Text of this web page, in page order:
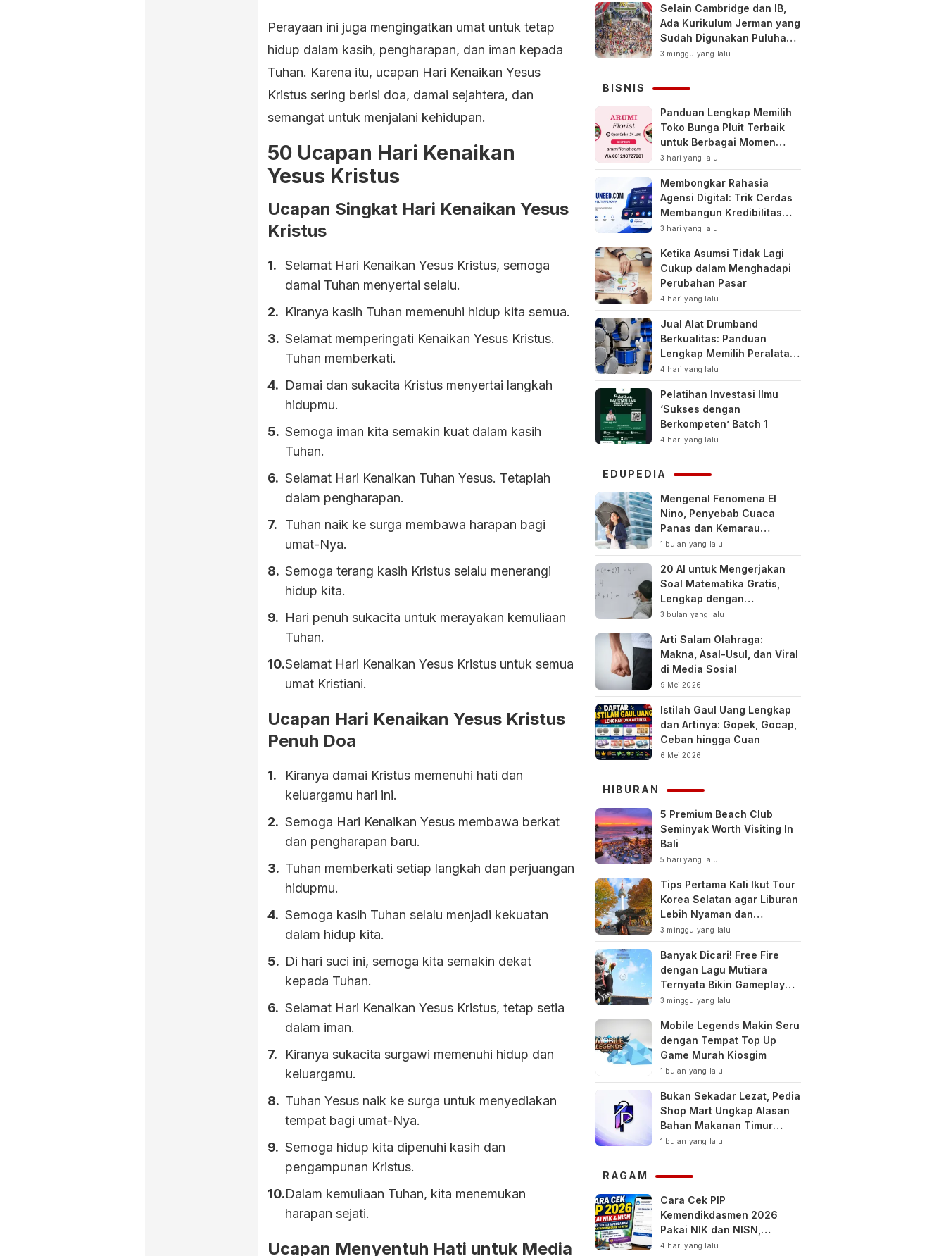
Perayaan ini juga mengingatkan umat untuk tetap
hidup dalam kasih, pengharapan, dan iman kepada
Tuhan. Karena itu, ucapan Hari Kenaikan Yesus
Kristus sering berisi doa, damai sejahtera, dan
semangat untuk menjalani kehidupan.
50 Ucapan Hari Kenaikan
Yesus Kristus
Ucapan Singkat Hari Kenaikan Yesus
Kristus
Selamat Hari Kenaikan Yesus Kristus, semoga
damai Tuhan menyertai selalu.
Kiranya kasih Tuhan memenuhi hidup kita semua.
Selamat memperingati Kenaikan Yesus Kristus.
Tuhan memberkati.
Damai dan sukacita Kristus menyertai langkah
hidupmu.
Semoga iman kita semakin kuat dalam kasih
Tuhan.
Selamat Hari Kenaikan Tuhan Yesus. Tetaplah
dalam pengharapan.
Tuhan naik ke surga membawa harapan bagi
umat-Nya.
Semoga terang kasih Kristus selalu menerangi
hidup kita.
Hari penuh sukacita untuk merayakan kemuliaan
Tuhan.
Selamat Hari Kenaikan Yesus Kristus untuk semua
umat Kristiani.
Ucapan Hari Kenaikan Yesus Kristus
Penuh Doa
Kiranya damai Kristus memenuhi hati dan
keluargamu hari ini.
Semoga Hari Kenaikan Yesus membawa berkat
dan pengharapan baru.
Tuhan memberkati setiap langkah dan perjuangan
hidupmu.
Semoga kasih Tuhan selalu menjadi kekuatan
dalam hidup kita.
Di hari suci ini, semoga kita semakin dekat
kepada Tuhan.
Selamat Hari Kenaikan Yesus Kristus, tetap setia
dalam iman.
Kiranya sukacita surgawi memenuhi hidup dan
keluargamu.
Tuhan Yesus naik ke surga untuk menyediakan
tempat bagi umat-Nya.
Semoga hidup kita dipenuhi kasih dan
pengampunan Kristus.
Dalam kemuliaan Tuhan, kita menemukan
harapan sejati.
Ucapan Menyentuh Hati untuk Media
Selain Cambridge dan IB,
Ada Kurikulum Jerman yang
Sudah Digunakan Puluhan
Tahun di Indonesia
3 minggu yang lalu
BISNIS
Panduan Lengkap Memilih
Toko Bunga Pluit Terbaik
untuk Berbagai Momen
Spesial
3 hari yang lalu
Membongkar Rahasia
Agensi Digital: Trik Cerdas
Membangun Kredibilitas
Toko Online Baru
3 hari yang lalu
Ketika Asumsi Tidak Lagi
Cukup dalam Menghadapi
Perubahan Pasar
4 hari yang lalu
Jual Alat Drumband
Berkualitas: Panduan
Lengkap Memilih Peralatan
Drumband Terbaik untuk
Sekolah, Instansi, dan
Komunitas
4 hari yang lalu
Pelatihan Investasi Ilmu
‘Sukses dengan
Berkompeten’ Batch 1
4 hari yang lalu
EDUPEDIA
Mengenal Fenomena El
Nino, Penyebab Cuaca
Panas dan Kemarau
Panjang
1 bulan yang lalu
20 AI untuk Mengerjakan
Soal Matematika Gratis,
Lengkap dengan
Pembahasan
3 bulan yang lalu
Arti Salam Olahraga:
Makna, Asal-Usul, dan Viral
di Media Sosial
9 Mei 2026
Istilah Gaul Uang Lengkap
dan Artinya: Gopek, Gocap,
Ceban hingga Cuan
6 Mei 2026
HIBURAN
5 Premium Beach Club
Seminyak Worth Visiting In
Bali
5 hari yang lalu
Tips Pertama Kali Ikut Tour
Korea Selatan agar Liburan
Lebih Nyaman dan
Berkesan
3 minggu yang lalu
Banyak Dicari! Free Fire
dengan Lagu Mutiara
Ternyata Bikin Gameplay
Makin Keren
3 minggu yang lalu
Mobile Legends Makin Seru
dengan Tempat Top Up
Game Murah Kiosgim
1 bulan yang lalu
Bukan Sekadar Lezat, Pedia
Shop Mart Ungkap Alasan
Bahan Makanan Timur
Tengah Jadi Tren Gaya
1 bulan yang lalu
RAGAM
Cara Cek PIP
Kemendikdasmen 2026
Pakai NIK dan NISN,
Bantuan hingga Rp1,8 Juta
4 hari yang lalu